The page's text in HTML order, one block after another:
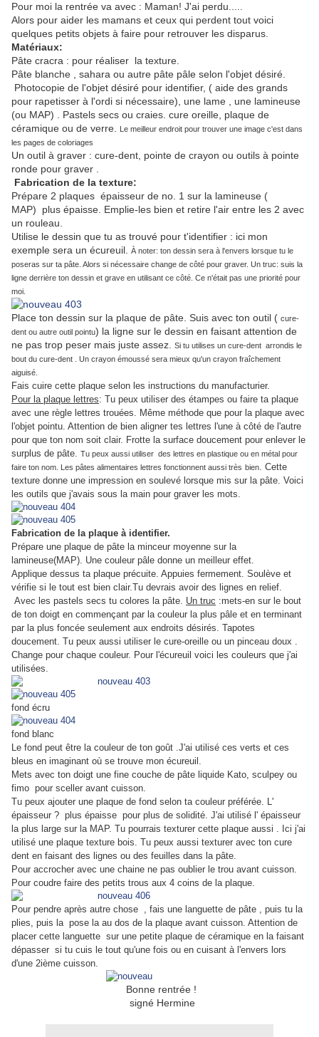
Pour moi la rentrée va avec : Maman! J'ai perdu.....
Alors pour aider les mamans et ceux qui perdent tout voici
quelques petits objets à faire pour retrouver les disparus.
Matériaux:
Pâte cracra : pour réaliser la texture.
Pâte blanche , sahara ou autre pâte pâle selon l'objet désiré.
Photocopie de l'objet désiré pour identifier, ( aide des grands
pour rapetisser à l'ordi si nécessaire), une lame , une lamineuse
(ou MAP) . Pastels secs ou craies. cure oreille, plaque de
céramique ou de verre.
Le meilleur endroit pour trouver une image c'est dans
les pages de coloriages
Un outil à graver : cure-dent, pointe de crayon ou outils à pointe
ronde pour graver .
Fabrication de la texture:
Prépare 2 plaques épaisseur de no. 1 sur la lamineuse (
MAP) plus épaisse. Emplie-les bien et retire l'air entre les 2 avec
un rouleau.
Utilise le dessin que tu as trouvé pour t'identifier : ici mon
exemple sera un écureuil.
À noter: ton dessin sera à l'envers lorsque tu le
poseras sur ta pâte. Alors si nécessaire change de côté pour graver. Un truc: suis la
ligne derrière ton dessin et grave en utilisant ce côté. Ce n'était pas une priorité pour
moi.
Place ton dessin sur la plaque de pâte. Suis avec ton outil ( cure-
dent ou autre outil pointu) la ligne sur le dessin en faisant attention de
ne pas trop peser mais juste assez.
Si tu utilises un cure-dent arrondis le
bout du cure-dent . Un crayon émoussé sera mieux qu'un crayon fraîchement
aiguisé.
Fais cuire cette plaque selon les instructions du manufacturier.
Pour la plaque lettres: Tu peux utiliser des étampes ou faire ta plaque
avec une règle lettres trouées. Même méthode que pour la plaque avec
l'objet pointu. Attention de bien aligner tes lettres l'une à côté de l'autre
pour que ton nom soit clair. Frotte la surface doucement pour enlever le
surplus de pâte. Tu peux aussi utiliser des lettres en plastique ou en métal pour
faire ton nom. Les pâtes alimentaires lettres fonctionnent aussi très bien. Cette
texture donne une impression en soulevé lorsque mis sur la pâte. Voici
les outils que j'avais sous la main pour graver les mots.
Fabrication de la plaque à identifier.
Prépare une plaque de pâte la minceur moyenne sur la
lamineuse(MAP). Une couleur pâle donne un meilleur effet.
Applique dessus ta plaque précuite. Appuies fermement. Soulève et
vérifie si le tout est bien clair.Tu devrais avoir des lignes en relief.
Avec les pastels secs tu colores la pâte. Un truc :mets-en sur le bout
de ton doigt en commençant par la couleur la plus pâle et en terminant
par la plus foncée seulement aux endroits désirés. Tapotes
doucement. Tu peux aussi utiliser le cure-oreille ou un pinceau doux .
Change pour chaque couleur. Pour l'écureuil voici les couleurs que j'ai
utilisées.
fond écru
fond blanc
Le fond peut être la couleur de ton goût .J'ai utilisé ces verts et ces
bleus en imaginant où se trouve mon écureuil.
Mets avec ton doigt une fine couche de pâte liquide Kato, sculpey ou
fimo pour sceller avant cuisson.
Tu peux ajouter une plaque de fond selon ta couleur préférée. L'
épaisseur ? plus épaisse pour plus de solidité. J'ai utilisé l' épaisseur
la plus large sur la MAP. Tu pourrais texturer cette plaque aussi . Ici j'ai
utilisé une plaque texture bois. Tu peux aussi texturer avec ton cure
dent en faisant des lignes ou des feuilles dans la pâte.
Pour accrocher avec une chaine ne pas oublier le trou avant cuisson.
Pour coudre faire des petits trous aux 4 coins de la plaque.
Pour pendre après autre chose , fais une languette de pâte , puis tu la
plies, puis la pose la au dos de la plaque avant cuisson. Attention de
placer cette languette sur une petite plaque de céramique en la faisant
dépasser si tu cuis le tout qu'une fois ou en cuisant à l'envers lors
d'une 2ième cuisson.
Bonne rentrée !
signé Hermine